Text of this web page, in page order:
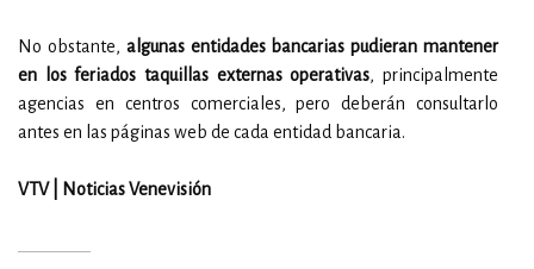
No obstante, algunas entidades bancarias pudieran mantener
en los feriados taquillas externas operativas, principalmente
agencias en centros comerciales, pero deberán consultarlo
antes en las páginas web de cada entidad bancaria.
VTV | Noticias Venevisión